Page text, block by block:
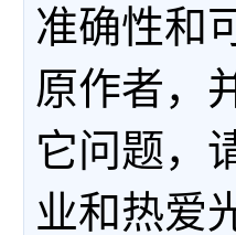
准确性和
原作者，
它问题，
业和热爱